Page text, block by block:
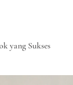
yang Sukses